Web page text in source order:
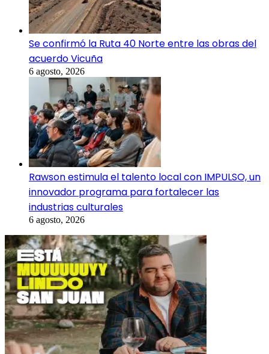
Se confirmó la Ruta 40 Norte entre las obras del
acuerdo Vicuña
6 agosto, 2026
Rawson estimula el talento local con IMPULSO, un
innovador programa para fortalecer las
industrias culturales
6 agosto, 2026